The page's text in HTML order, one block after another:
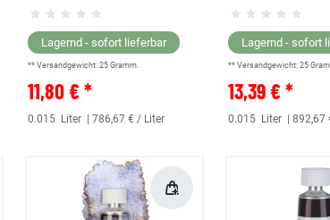
Lagernd - sofort lieferbar
** Versandgewicht: 25 Gramm.
11,80 € *
0.015 Liter | 786,67 € / Liter
Lagernd - sofort
** Versandgewicht: 25
13,39 € *
0.015 Liter |